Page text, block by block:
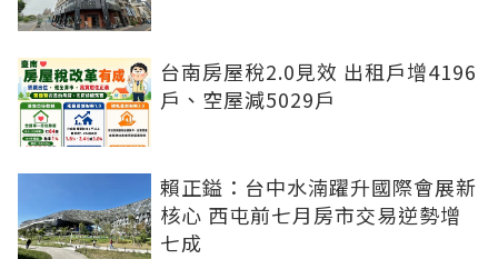
台南房屋稅2.0見效 出租戶增4196
戶、空屋減5029戶
賴正鎰：台中水湳躍升國際會展新
核心 西屯前七月房市交易逆勢增
七成